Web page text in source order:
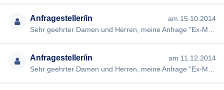
Anfragesteller/in
am 15.10.2014
Anfragesteller/in
am 11.12.2014